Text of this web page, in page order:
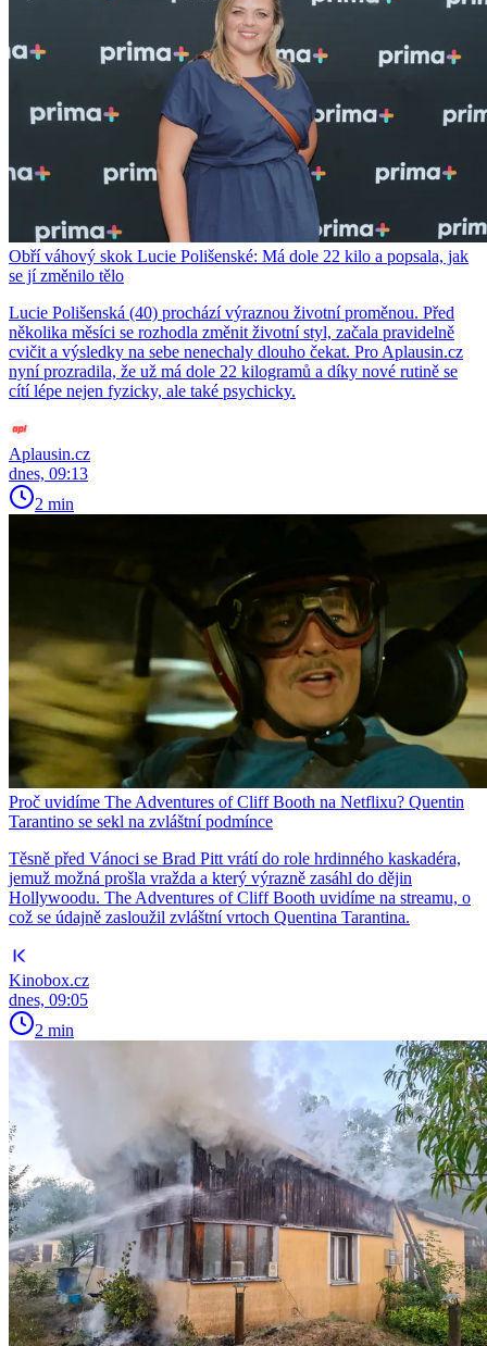
Obří váhový skok Lucie Polišenské: Má dole 22 kilo a popsala, jak
se jí změnilo tělo
Lucie Polišenská (40) prochází výraznou životní proměnou. Před
několika měsíci se rozhodla změnit životní styl, začala pravidelně
cvičit a výsledky na sebe nenechaly dlouho čekat. Pro Aplausin.cz
nyní prozradila, že už má dole 22 kilogramů a díky nové rutině se
cítí lépe nejen fyzicky, ale také psychicky.
Aplausin.cz
dnes, 09:13
2 min
Proč uvidíme The Adventures of Cliff Booth na Netflixu? Quentin
Tarantino se sekl na zvláštní podmínce
Těsně před Vánoci se Brad Pitt vrátí do role hrdinného kaskadéra,
jemuž možná prošla vražda a který výrazně zasáhl do dějin
Hollywoodu. The Adventures of Cliff Booth uvidíme na streamu, o
což se údajně zasloužil zvláštní vrtoch Quentina Tarantina.
Kinobox.cz
dnes, 09:05
2 min